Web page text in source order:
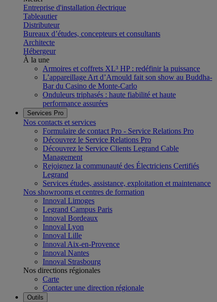
Entreprise d'installation électrique
Tableautier
Distributeur
Bureaux d’études, concepteurs et consultants
Architecte
Hébergeur
À la une
Armoires et coffrets XL³ HP : redéfinir la puissance
L’appareillage Art d’Arnould fait son show au Buddha-
Bar du Casino de Monte-Carlo
Onduleurs triphasés : haute fiabilité et haute
performance assurées
Services Pro
Nos contacts et services
Formulaire de contact Pro - Service Relations Pro
Découvrez le Service Relations Pro
Découvrez le Service Clients Legrand Cable
Management
Rejoignez la communauté des Électriciens Certifiés
Legrand
Services études, assistance, exploitation et maintenance
Nos showrooms et centres de formation
Innoval Limoges
Legrand Campus Paris
Innoval Bordeaux
Innoval Lyon
Innoval Lille
Innoval Aix-en-Provence
Innoval Nantes
Innoval Strasbourg
Nos directions régionales
Carte
Contacter une direction régionale
Outils